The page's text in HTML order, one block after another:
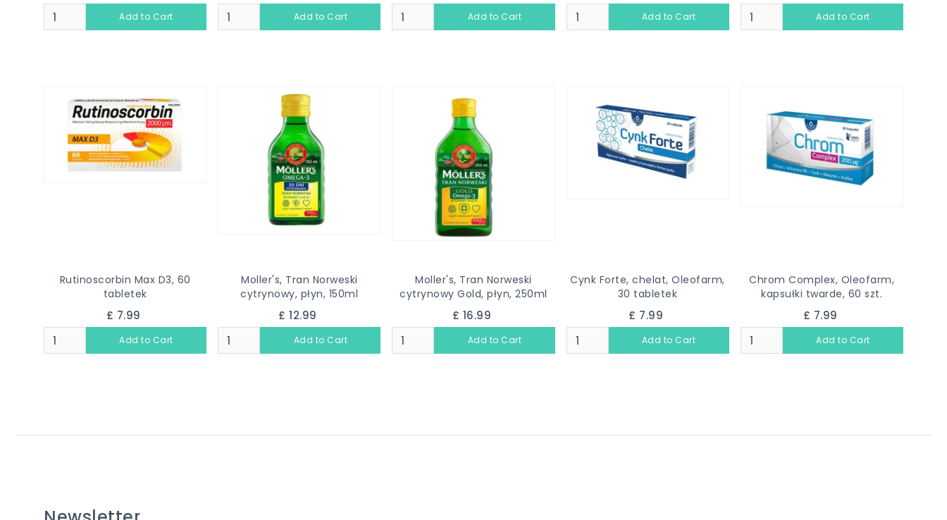
Rutinoscorbin Max D3, 60
tabletek
£ 7.99
Moller's, Tran Norweski
cytrynowy, płyn, 150ml
£ 12.99
Moller's, Tran Norweski
cytrynowy Gold, płyn, 250ml
£ 16.99
Cynk Forte, chelat, Oleofarm,
30 tabletek
£ 7.99
Chrom Complex, Oleofarm,
kapsułki twarde, 60 szt.
£ 7.99